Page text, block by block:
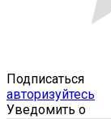
Подписаться
авторизуйтесь
Уведомить о